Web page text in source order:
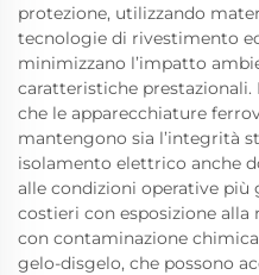
protezione, utilizzando
tecnologie di rivestimento
minimizzano l’impatto
caratteristiche
che le apparecchiature
mantengono sia l’integrità
isolamento elettrico anche
alle condizioni operative
costieri con esposizione alla
con contaminazione
gelo-disgelo, che possono